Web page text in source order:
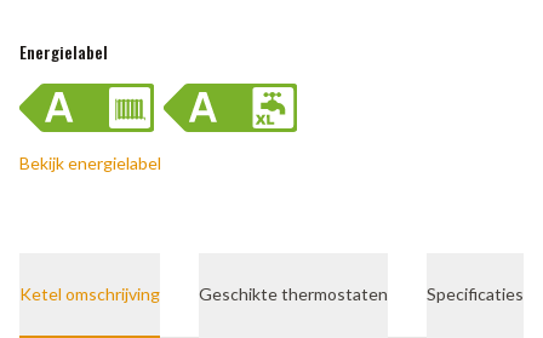
Energielabel
Bekijk energielabel
Ketel omschrijving Geschikte thermostaten Specificaties